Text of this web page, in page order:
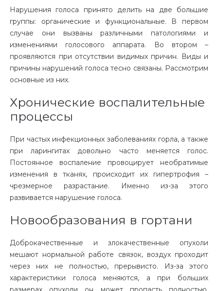
Нарушения голоса принято делить на две большие
группы: органические и функциональные. В первом
случае они вызваны различными патологиями и
изменениями голосового аппарата. Во втором –
проявляются при отсутствии видимых причин. Виды и
причины нарушений голоса тесно связаны. Рассмотрим
основные из них.
Хронические воспалительные
процессы
При частых инфекционных заболеваниях горла, а также
при ларингитах довольно часто меняется голос.
Постоянное воспаление провоцирует необратимые
изменения в тканях, происходит их гипертрофия –
чрезмерное разрастание. Именно из-за этого
развивается нарушение голоса.
Новообразования в гортани
Доброкачественные и злокачественные опухоли
мешают нормальной работе связок, воздух проходит
через них не полностью, прерывисто. Из-за этого
характеристики голоса меняются, а при больших